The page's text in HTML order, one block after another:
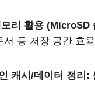
리 활용 (MicroSD
서 등 저장 공간 효
캐시/데이터 정리: